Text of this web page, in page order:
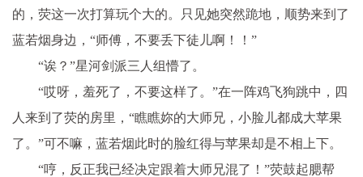
的，荧这一次打算玩个大的。只见她突然跪地，顺势来到了
蓝若烟身边，“师傅，不要丢下徒儿啊！！”
“诶？”星河剑派三人组懵了。
“哎呀，羞死了，不要这样了。”在一阵鸡飞狗跳中，四
人来到了荧的房里，“瞧瞧妳的大师兄，小脸儿都成大苹果
了。”可不嘛，蓝若烟此时的脸红得与苹果却是不相上下。
“哼，反正我已经决定跟着大师兄混了！”荧鼓起腮帮